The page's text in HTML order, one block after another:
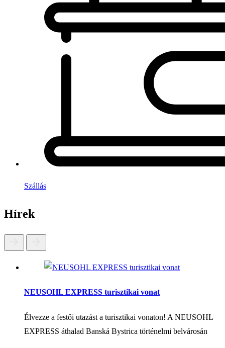
Szállás
Hírek
NEUSOHL EXPRESS turisztikai vonat
Élvezze a festői utazást a turisztikai vonaton! A NEUSOHL
EXPRESS áthalad Banská Bystrica történelmi belvárosán